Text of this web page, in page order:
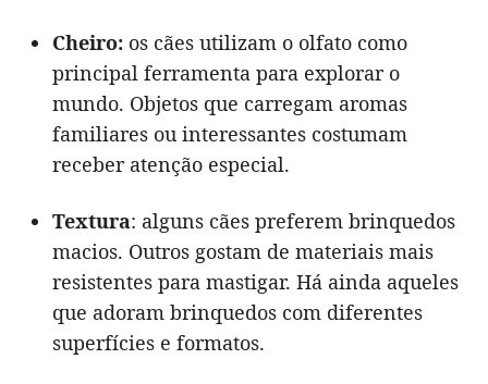
Cheiro: os cães utilizam o olfato como
principal ferramenta para explorar o
mundo. Objetos que carregam aromas
familiares ou interessantes costumam
receber atenção especial.
Textura: alguns cães preferem brinquedos
macios. Outros gostam de materiais mais
resistentes para mastigar. Há ainda aqueles
que adoram brinquedos com diferentes
superfícies e formatos.